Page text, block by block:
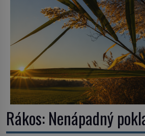
Rákos: Nenápadný